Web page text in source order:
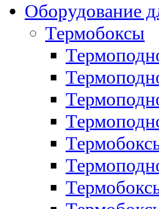
Оборудование
Термобоксы